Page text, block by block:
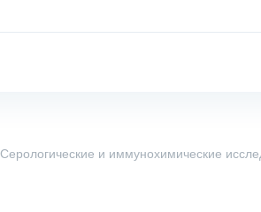
Серологические и иммунохимические